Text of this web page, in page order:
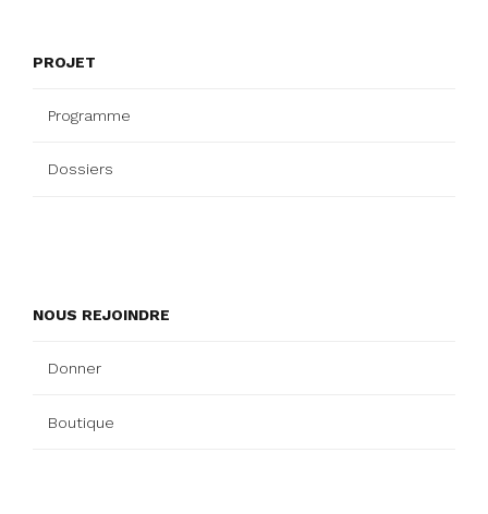
PROJET
Programme
Dossiers
NOUS REJOINDRE
Donner
Boutique